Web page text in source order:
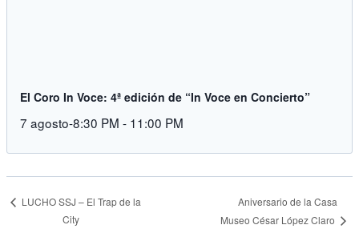
El Coro In Voce: 4ª edición de “In Voce en Concierto”
7 agosto-8:30 PM - 11:00 PM
LUCHO SSJ – El Trap de la
City
Aniversario de la Casa
Museo César López Claro